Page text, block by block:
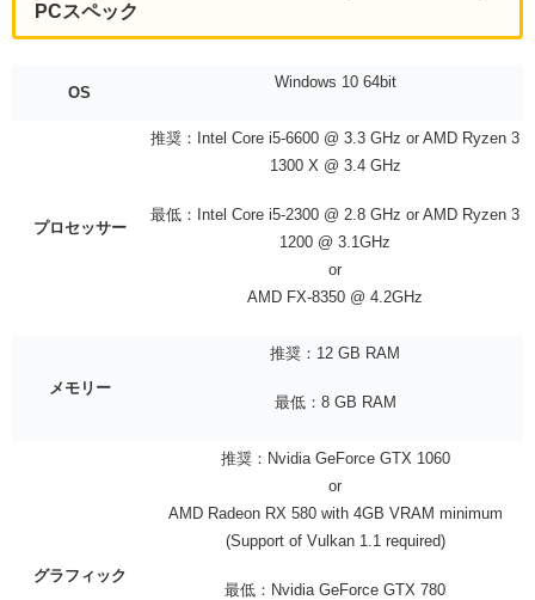
PCスペック
OS
Windows 10 64bit
プロセッサー
推奨：Intel Core i5-6600 @ 3.3 GHz or AMD Ryzen 3
1300 X @ 3.4 GHz
最低：Intel Core i5-2300 @ 2.8 GHz or AMD Ryzen 3
1200 @ 3.1GHz
or
AMD FX-8350 @ 4.2GHz
メモリー
推奨：12 GB RAM
最低：8 GB RAM
グラフィック
推奨：Nvidia GeForce GTX 1060
or
AMD Radeon RX 580 with 4GB VRAM minimum
(Support of Vulkan 1.1 required)
最低：Nvidia GeForce GTX 780